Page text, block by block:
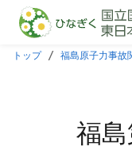
本文に飛ぶ
トップ 福島原子力事故
福